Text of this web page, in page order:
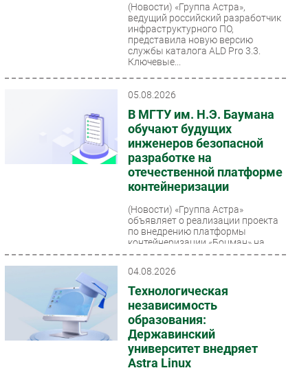
Тестовый стенд
Каталог компаний
(Новости) «Группа Астра»,
ведущий российский разработчик
инфраструктурного ПО,
представила новую версию
службы каталога ALD Pro 3.3.
Ключевые...
05.08.2026
В МГТУ им. Н.Э. Баумана
обучают будущих
инженеров безопасной
разработке на
отечественной платформе
контейнеризации
(Новости) «Группа Астра»
объявляет о реализации проекта
по внедрению платформы
контейнеризации «Боцман» на
кафедре ИУ10 «Защита
04.08.2026
Технологическая
независимость
образования:
Державинский
университет внедряет
Astra Linux